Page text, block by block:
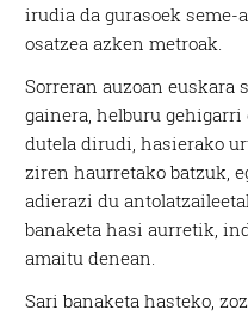
irudia da gurasoek
osatzea azken metroak.
Sorreran auzoan euskara
gainera, helburu
dutela dirudi, hasierako
ziren haurretako batzuk,
adierazi du
banaketa hasi aurretik,
amaitu denean.
Sari banaketa hasteko,